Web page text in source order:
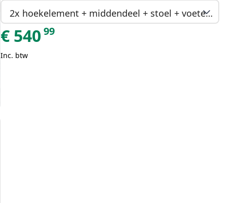
2x hoekelement + middendeel + stoel + voetenbank + tafel
€ 54099
Inc. btw